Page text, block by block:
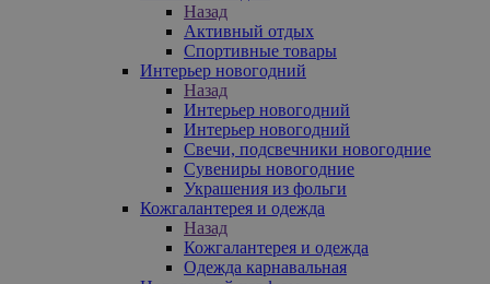
Назад
Активный отдых
Спортивные товары
Интерьер новогодний
Назад
Интерьер новогодний
Интерьер новогодний
Свечи, подсвечники новогодние
Сувениры новогодние
Украшения из фольги
Кожгалантерея и одежда
Назад
Кожгалантерея и одежда
Одежда карнавальная